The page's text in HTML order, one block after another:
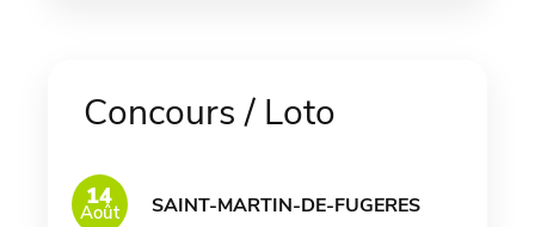
Concours / Loto
14
Août SAINT-MARTIN-DE-FUGERES